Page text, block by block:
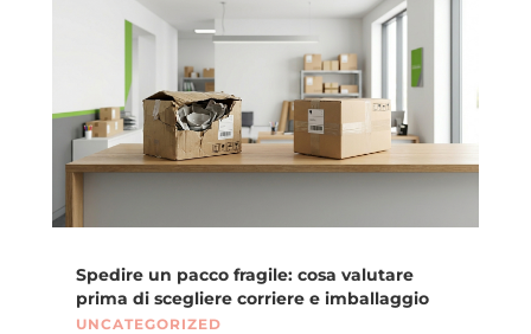
Spedire un pacco fragile: cosa valutare
prima di scegliere corriere e imballaggio
UNCATEGORIZED